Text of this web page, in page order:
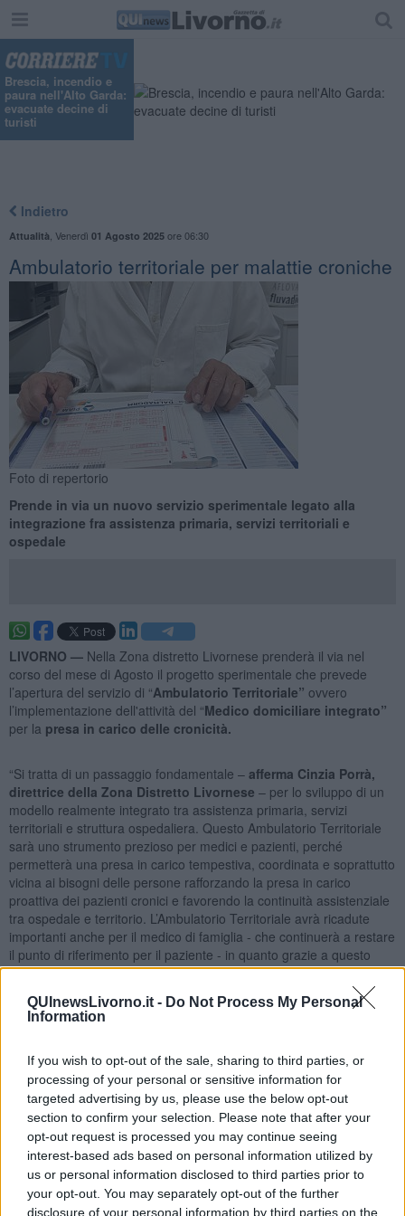
QUInewsLivorno.it - Do Not Process My Personal
Information
If you wish to opt-out of the sale, sharing to third parties, or
processing of your personal or sensitive information for
targeted advertising by us, please use the below opt-out
section to confirm your selection. Please note that after your
opt-out request is processed you may continue seeing
interest-based ads based on personal information utilized by
us or personal information disclosed to third parties prior to
your opt-out. You may separately opt-out of the further
disclosure of your personal information by third parties on the
Brescia, incendio e
paura nell'Alto Garda:
evacuate decine di
turisti
Indietro
Attualità Venerdì 01 Agosto 2025ore 06:30
Ambulatorio territoriale per malattie croniche
Foto di repertorio
Prende in via un nuovo servizio sperimentale legato alla
integrazione fra assistenza primaria, servizi territoriali e
ospedale
LIVORNO — Nella Zona distretto Livornese prenderà il via nel
corso del mese di Agosto il progetto sperimentale che prevede
l’apertura del servizio di “Ambulatorio Territoriale” ovvero
l’implementazione dell'attività del “Medico domiciliare integrato”
per la presa in carico delle cronicità.
“Si tratta di un passaggio fondamentale – afferma Cinzia Porrà,
direttrice della Zona Distretto Livornese – per lo sviluppo di un
modello realmente integrato tra assistenza primaria, servizi
territoriali e struttura ospedaliera. Questo Ambulatorio Territoriale
sarà uno strumento prezioso per medici e pazienti, perché
permetterà una presa in carico tempestiva, coordinata e soprattutto
vicina ai bisogni delle persone rafforzando la presa in carico
proattiva dei pazienti cronici e favorendo la continuità assistenziale
tra ospedale e territorio. L’Ambulatorio Territoriale avrà ricadute
importanti anche per il medico di famiglia - che continuerà a restare
il punto di riferimento per il paziente - in quanto grazie a questo
servizio potrà avere un supporto clinico immediato da parte di
continuità assistenziale garantita tramite altri nodi della rete.
Questo comporterà un alleggerimento del carico di monitoraggio e
formazione e innovazione professionale”.
Il progetto prevede l’attivazione da parte di un servizio diurno
assicurato dai medici di assistenza primaria a ciclo orario che
grazie alla collaborazione con i dottori di famiglia, le aggregazioni